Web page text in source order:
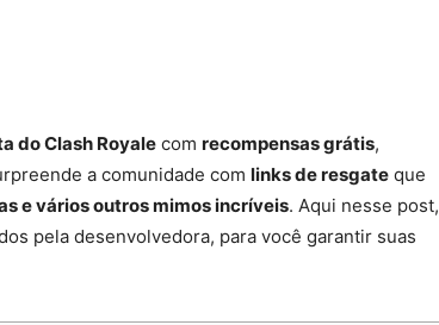
do Clash Royale com recompensas grátis,
a comunidade com links de resgate que
e vários outros mimos incríveis. Aqui nesse post,
pela desenvolvedora, para você garantir suas